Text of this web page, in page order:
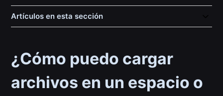
Artículos en esta sección
¿Cómo puedo cargar
archivos en un espacio o